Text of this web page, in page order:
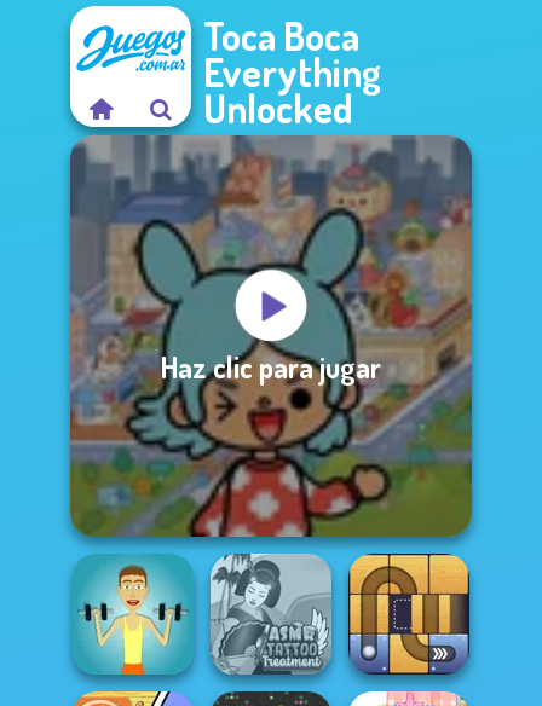
Toca Boca
Everything
Unlocked
Haz clic para jugar